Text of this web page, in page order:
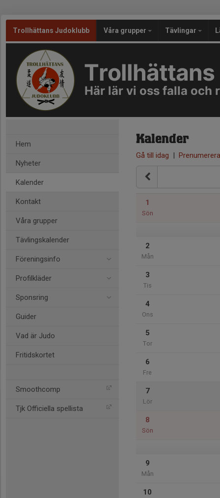
Trollhättans Judoklubb Våra grupper Tävlingar
Här lär vi oss falla och
Hem
Nyheter
Kalender
Kontakt
Våra grupper
Tävlingskalender
Föreningsinfo
Profilkläder
Sponsring
Guider
Vad är Judo
Fritidskortet
Smoothcomp
Tjk Officiella spellista
Kalender
Gå till idag | Prenumerera
1
Sön
2
Mån
3
Tis
4
Ons
5
Tor
6
Fre
7
Lör
8
Sön
9
Mån
10